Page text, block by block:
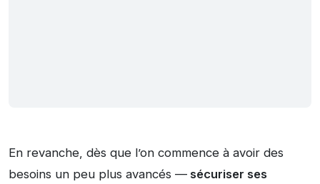
En revanche, dès que l’on commence à avoir des
besoins un peu plus avancés — sécuriser ses